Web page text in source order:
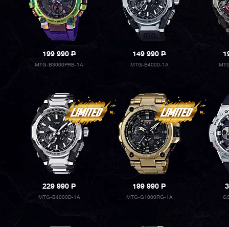
199 990P
MTG-B3000PRB-1A
149 990P
MTG-B4000-1A
229 990P
MTG-B4000D-1A
199 990P
MTG-G1000RG-1A